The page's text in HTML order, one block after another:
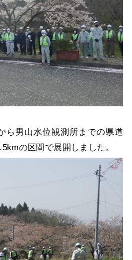
ら男山水位観測所までの県道
の区間で展開しました。